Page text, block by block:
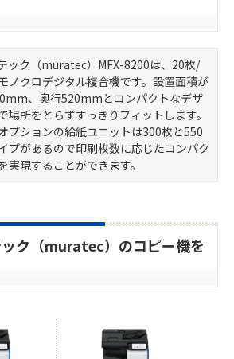
ック（muratec）MFX-8200は、20枚/
ノクロデジタル複合機です。設置面積が
、奥行520mmとコンパクトなデザ
場所をとらずすっきりフィットします。
プションの給紙ユニットは300枚と550
プがあるので印刷枚数に応じたコンパク
実現することができます。
ク（muratec）のコピー機を